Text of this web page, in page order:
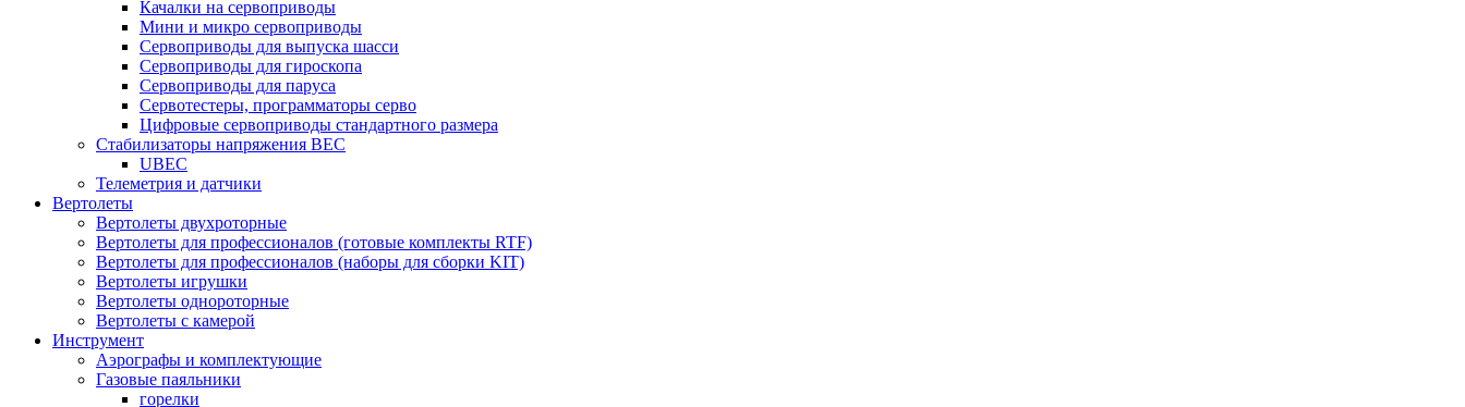
Качалки на сервоприводы
Мини и микро сервоприводы
Сервоприводы для выпуска шасси
Сервоприводы для гироскопа
Сервоприводы для паруса
Сервотестеры, программаторы серво
Цифровые сервоприводы стандартного размера
Стабилизаторы напряжения BEC
UBEC
Телеметрия и датчики
Вертолеты
Вертолеты двухроторные
Вертолеты для профессионалов (готовые комплекты RTF)
Вертолеты для профессионалов (наборы для сборки KIT)
Вертолеты игрушки
Вертолеты однороторные
Вертолеты с камерой
Инструмент
Аэрографы и комплектующие
Газовые паяльники
горелки